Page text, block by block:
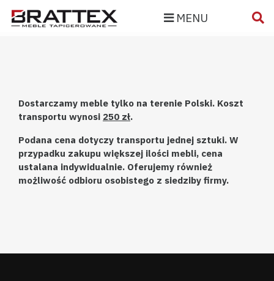
MENU
Dostarczamy meble tylko na terenie Polski. Koszt
transportu wynosi 250 zł.
Podana cena dotyczy transportu jednej sztuki. W
przypadku zakupu większej ilości mebli, cena
ustalana indywidualnie. Oferujemy również
możliwość odbioru osobistego z siedziby firmy.